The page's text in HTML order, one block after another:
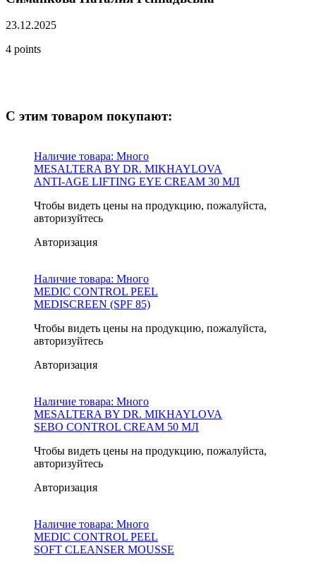
23.12.2025
4 points
С этим товаром покупают:
Наличие товара: Много
MESALTERA BY DR. MIKHAYLOVA
ANTI-AGE LIFTING EYE CREAM 30 МЛ
Чтобы видеть цены на продукцию, пожалуйста,
авторизуйтесь
Авторизация
Наличие товара: Много
MEDIC CONTROL PEEL
MEDISCREEN (SPF 85)
Чтобы видеть цены на продукцию, пожалуйста,
авторизуйтесь
Авторизация
Наличие товара: Много
MESALTERA BY DR. MIKHAYLOVA
SEBO CONTROL CREAM 50 МЛ
Чтобы видеть цены на продукцию, пожалуйста,
авторизуйтесь
Авторизация
Наличие товара: Много
MEDIC CONTROL PEEL
SOFT CLEANSER MOUSSE